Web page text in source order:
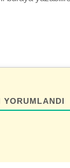
YORUMLANDI